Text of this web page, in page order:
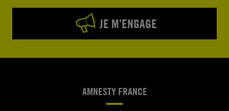
JE M’ENGAGE
AMNESTY FRANCE